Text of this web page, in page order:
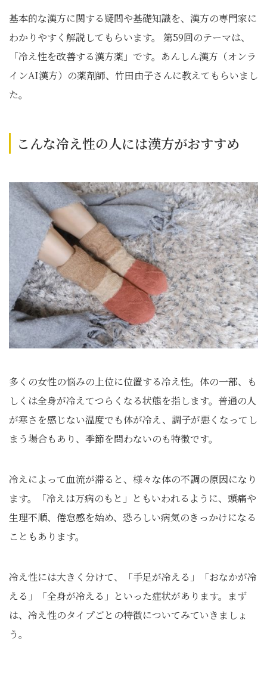
基本的な漢方に関する疑問や基礎知識を、漢方の専門家に
わかりやすく解説してもらいます。 第59回のテーマは、
「冷え性を改善する漢方薬」です。あんしん漢方（オンラ
インAI漢方）の薬剤師、竹田由子さんに教えてもらいまし
た。
こんな冷え性の人には漢方がおすすめ
多くの女性の悩みの上位に位置する冷え性。体の一部、も
しくは全身が冷えてつらくなる状態を指します。普通の人
が寒さを感じない温度でも体が冷え、調子が悪くなってし
まう場合もあり、季節を問わないのも特徴です。
冷えによって血流が滞ると、様々な体の不調の原因になり
ます。「冷えは万病のもと」ともいわれるように、頭痛や
生理不順、倦怠感を始め、恐ろしい病気のきっかけになる
こともあります。
冷え性には大きく分けて、「手足が冷える」「おなかが冷
える」「全身が冷える」といった症状があります。まず
は、冷え性のタイプごとの特徴についてみていきましょ
う。